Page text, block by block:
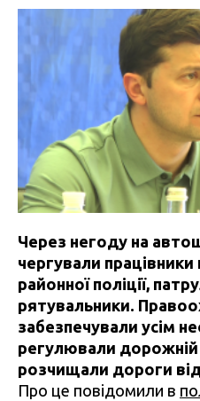
Через негоду на
чергували працівники
районної поліції,
рятувальники.
забезпечували усім
регулювали
розчищали дороги
Про це повідомили в